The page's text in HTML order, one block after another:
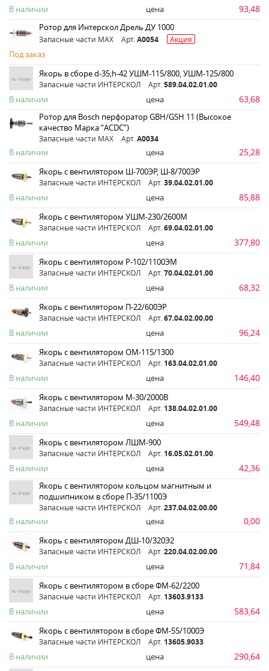
В наличии цена 93,48
Ротор для Интерскол Дрель ДУ 1000
Запасные части MAX Арт. A0054 Акция
Под заказ
Якорь в сборе d-35;h-42 УШМ-115/800, УШМ-125/800
Запасные части ИНТЕРСКОЛ Арт. 589.04.02.01.00
В наличии цена 63,68
Ротор для Bosch перфоратор GBH/GSH 11 (Высокое
качество Марка “ACDC”)
Запасные части MAX Арт. A0034
В наличии цена 25,28
Якорь с вентилятором Ш-700ЭР, Ш-8/700ЭР
Запасные части ИНТЕРСКОЛ Арт. 39.04.02.01.00
В наличии цена 85,88
Якорь с вентилятором УШМ-230/2600М
Запасные части ИНТЕРСКОЛ Арт. 69.04.02.01.00
В наличии цена 377,80
Якорь с вентилятором Р-102/1100ЭМ
Запасные части ИНТЕРСКОЛ Арт. 70.04.02.01.00
В наличии цена 68,32
Якорь с вентилятором П-22/600ЭР
Запасные части ИНТЕРСКОЛ Арт. 67.04.02.00.00
В наличии цена 96,24
Якорь с вентилятором ОМ-115/1300
Запасные части ИНТЕРСКОЛ Арт. 163.04.02.01.00
В наличии цена 146,40
Якорь с вентилятором М-30/2000В
Запасные части ИНТЕРСКОЛ Арт. 138.04.02.01.00
В наличии цена 549,48
Якорь с вентилятором ЛШМ-900
Запасные части ИНТЕРСКОЛ Арт. 16.05.02.01.00
В наличии цена 42,36
Якорь с вентилятором кольцом магнитным и
подшипником в сборе П-35/1100Э
Запасные части ИНТЕРСКОЛ Арт. 237.04.02.00.00
В наличии цена 0,00
Якорь с вентилятором ДШ-10/320Э2
Запасные части ИНТЕРСКОЛ Арт. 220.04.02.00.00
В наличии цена 71,84
Якорь с вентилятором в сборе ФМ-62/2200
Запасные части ИНТЕРСКОЛ Арт. 13603.9133
В наличии цена 583,64
Якорь с вентилятором в сборе ФМ-55/1000Э
Запасные части ИНТЕРСКОЛ Арт. 13605.9033
В наличии цена 290,64